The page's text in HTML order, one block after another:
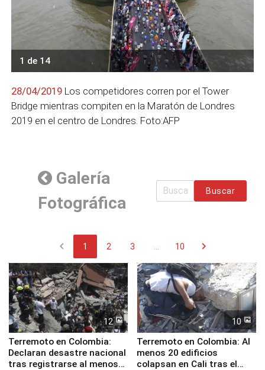
1 de 14
28/04/2019 Los competidores corren por el Tower
Bridge mientras compiten en la Maratón de Londres
2019 en el centro de Londres. Foto:AFP
Galería
Fotográfica
Buscar
chevron_left 1 2 3 10 chevron_right
12
Terremoto en Colombia:
Declaran desastre nacional
tras registrarse al menos
10
Terremoto en Colombia: Al
menos 20 edificios
colapsan en Cali tras el